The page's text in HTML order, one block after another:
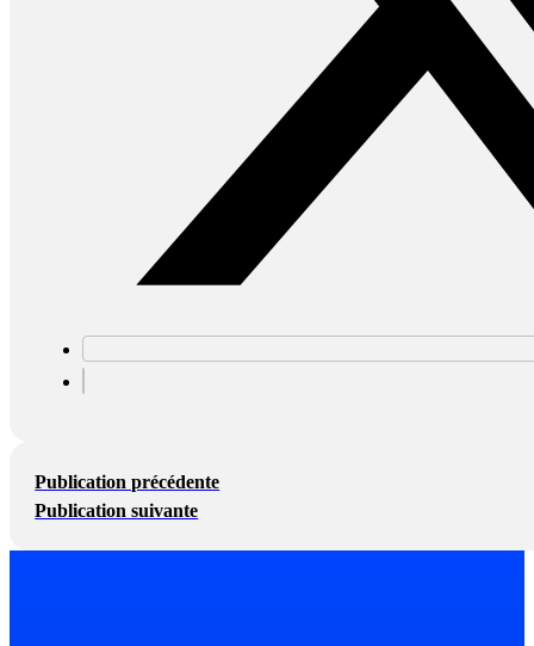
Publication précédente
Publication suivante